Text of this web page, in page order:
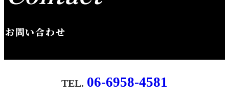
お問い合わせ
06-6958-4581